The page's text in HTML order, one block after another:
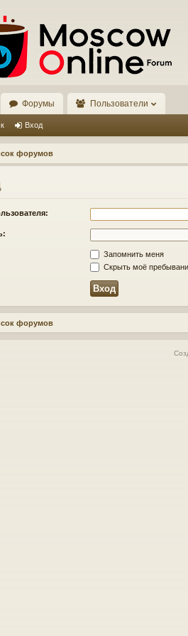
Форумы Пользователи
Вход
форумов
Запомнить меня
Скрыть моё
форумов